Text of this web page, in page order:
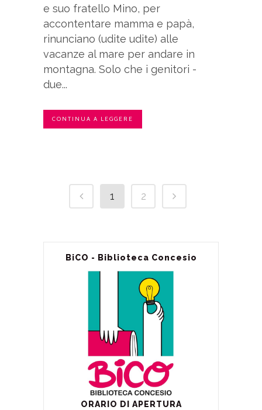
e suo fratello Mino, per
accontentare mamma e papà,
rinunciano (udite udite) alle
vacanze al mare per andare in
montagna. Solo che i genitori -
due...
CONTINUA A LEGGERE
1 2
BiCO - Biblioteca Concesio
ORARIO DI APERTURA